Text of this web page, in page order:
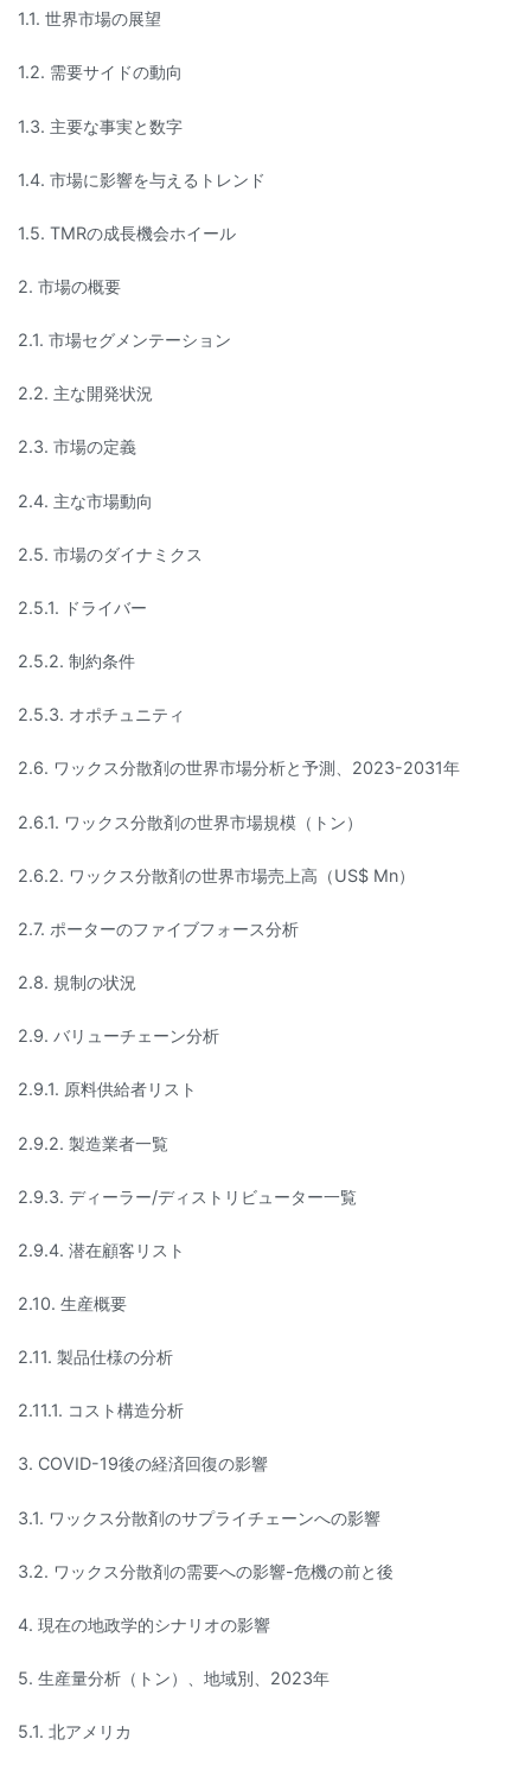
1.1. 世界市場の展望
1.2. 需要サイドの動向
1.3. 主要な事実と数字
1.4. 市場に影響を与えるトレンド
1.5. TMRの成長機会ホイール
2. 市場の概要
2.1. 市場セグメンテーション
2.2. 主な開発状況
2.3. 市場の定義
2.4. 主な市場動向
2.5. 市場のダイナミクス
2.5.1. ドライバー
2.5.2. 制約条件
2.5.3. オポチュニティ
2.6. ワックス分散剤の世界市場分析と予測、2023-2031年
2.6.1. ワックス分散剤の世界市場規模（トン）
2.6.2. ワックス分散剤の世界市場売上高（US$ Mn）
2.7. ポーターのファイブフォース分析
2.8. 規制の状況
2.9. バリューチェーン分析
2.9.1. 原料供給者リスト
2.9.2. 製造業者一覧
2.9.3. ディーラー/ディストリビューター一覧
2.9.4. 潜在顧客リスト
2.10. 生産概要
2.11. 製品仕様の分析
2.11.1. コスト構造分析
3. COVID-19後の経済回復の影響
3.1. ワックス分散剤のサプライチェーンへの影響
3.2. ワックス分散剤の需要への影響-危機の前と後
4. 現在の地政学的シナリオの影響
5. 生産量分析（トン）、地域別、2023年
5.1. 北アメリカ